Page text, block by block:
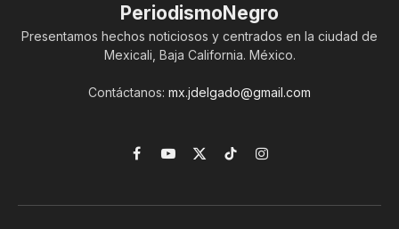
PeriodismoNegro
Presentamos hechos noticiosos y centrados en la ciudad de
Mexicali, Baja California. México.
Contáctanos: mx.jdelgado@gmail.com
Facebook
YouTube
X
TikTokInstagram